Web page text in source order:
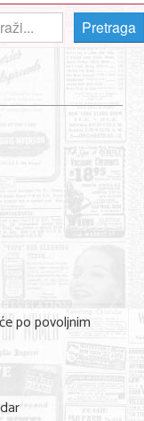
Pretraga
po povoljnim